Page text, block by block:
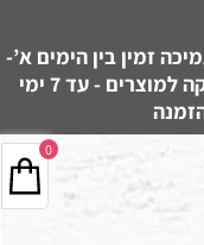
זמין בין הימים א’-
ה’ בין השעות 10:00-16:00 - זמן אספקה למוצרים - עד 7 ימי
0